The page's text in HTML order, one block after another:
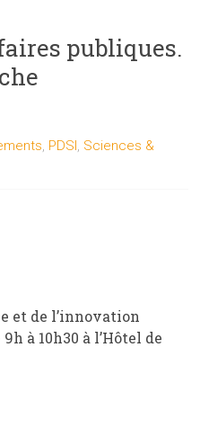
publiques.
, PDSI, Sciences &
et de l’innovation
à 10h30 à l’Hôtel de